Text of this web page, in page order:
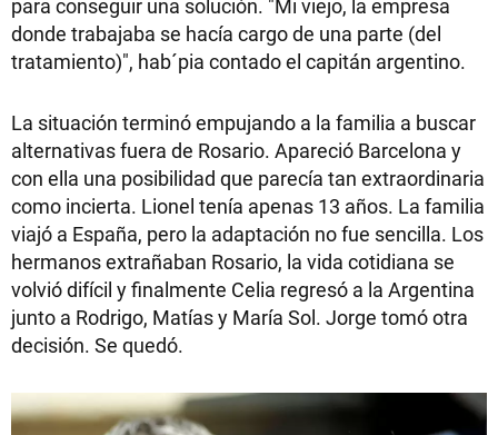
para conseguir una solución. "Mi viejo, la empresa
donde trabajaba se hacía cargo de una parte (del
tratamiento)", hab´pia contado el capitán argentino.
La situación terminó empujando a la familia a buscar
alternativas fuera de Rosario. Apareció Barcelona y
con ella una posibilidad que parecía tan extraordinaria
como incierta. Lionel tenía apenas 13 años. La familia
viajó a España, pero la adaptación no fue sencilla. Los
hermanos extrañaban Rosario, la vida cotidiana se
volvió difícil y finalmente Celia regresó a la Argentina
junto a Rodrigo, Matías y María Sol. Jorge tomó otra
decisión. Se quedó.